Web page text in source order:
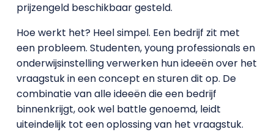
prijzengeld beschikbaar gesteld.
Hoe werkt het? Heel simpel. Een bedrijf zit met
een probleem. Studenten, young professionals en
onderwijsinstelling verwerken hun ideeën over het
vraagstuk in een concept en sturen dit op. De
combinatie van alle ideeën die een bedrijf
binnenkrijgt, ook wel battle genoemd, leidt
uiteindelijk tot een oplossing van het vraagstuk.